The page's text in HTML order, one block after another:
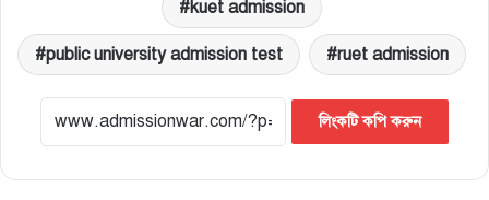
kuet admission
public university admission test ruet admission
লিংকটি কপি করুন